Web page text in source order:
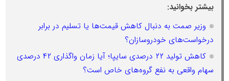
بیشتر بخوانید:
وزیر صمت به دنبال کاهش قیمت‌ها یا تسلیم در برابر
درخواست‌های خودروسازان؟
کاهش تولید ۲۲ درصدی سایپا؛ آیا زمان واگذاری ۴۲ درصدی
سهام واقعی به نفع گروه‌های خاص است؟